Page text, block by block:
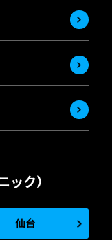
ック）
仙台